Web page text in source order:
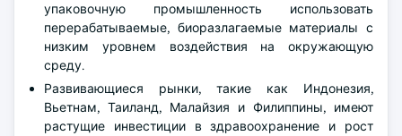
упаковочную промышленность использовать
перерабатываемые, биоразлагаемые материалы с
низким уровнем воздействия на окружающую
среду.
Развивающиеся рынки, такие как Индонезия,
Вьетнам, Таиланд, Малайзия и Филиппины, имеют
растущие инвестиции в здравоохранение и рост